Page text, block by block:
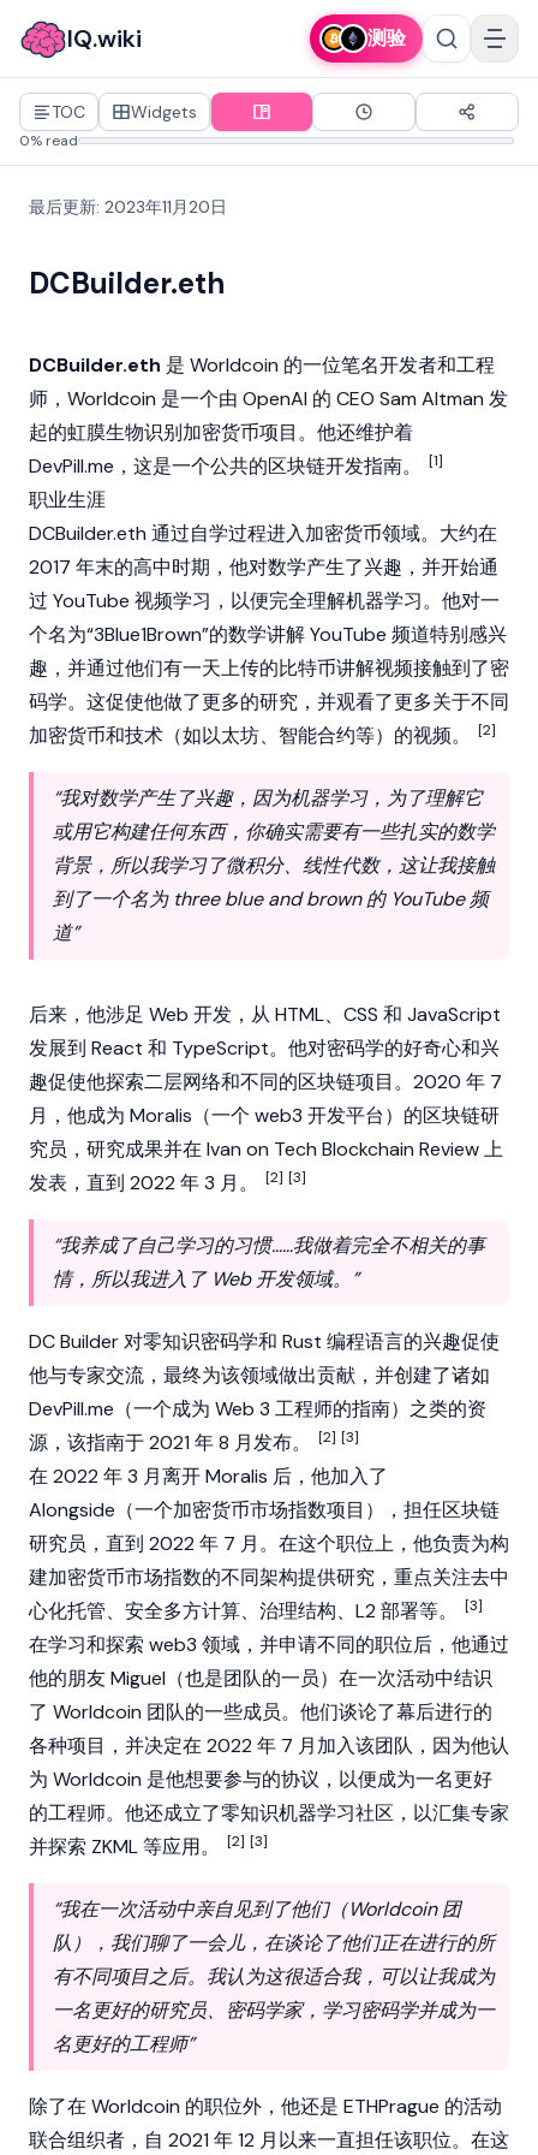
IQ.wiki 测验
TOC Widgets
0% read
最后更新: 2023年11月20日
DCBuilder.eth
DCBuilder.eth 是 Worldcoin 的一位笔名开发者和工程
师，Worldcoin 是一个由 OpenAI 的 CEO Sam Altman 发
起的虹膜生物识别加密货币项目。他还维护着
DevPill.me，这是一个公共的区块链开发指南。 [1]
职业生涯
DCBuilder.eth 通过自学过程进入加密货币领域。大约在
2017 年末的高中时期，他对数学产生了兴趣，并开始通
过 YouTube 视频学习，以便完全理解机器学习。他对一
个名为“3Blue1Brown”的数学讲解 YouTube 频道特别感兴
趣，并通过他们有一天上传的比特币讲解视频接触到了密
码学。这促使他做了更多的研究，并观看了更多关于不同
加密货币和技术（如以太坊、 智能合约等）的视频。 [2]
“我对数学产生了兴趣，因为机器学习，为了理解它
或用它构建任何东西，你确实需要有一些扎实的数学
背景，所以我学习了微积分、线性代数，这让我接触
到了一个名为 three blue and brown 的 YouTube 频
道”
后来，他涉足 Web 开发，从 HTML、CSS 和 JavaScript
发展到 React 和 TypeScript。他对密码学的好奇心和兴
趣促使他探索二层网络和不同的区块链项目。2020 年 7
月，他成为 Moralis （一个 web3 开发平台）的区块链研
究员，研究成果并在 Ivan on Tech Blockchain Review 上
发表，直到 2022 年 3 月。
[2] [3]
“我养成了自己学习的习惯……我做着完全不相关的事
情，所以我进入了 Web 开发领域。”
DC Builder 对零知识密码学和 Rust 编程语言的兴趣促使
他与专家交流，最终为该领域做出贡献，并创建了诸如
DevPill.me（一个成为 Web 3 工程师的指南）之类的资
源，该指南于 2021 年 8 月发布。
[2] [3]
在 2022 年 3 月离开 Moralis 后，他加入了
Alongside（一个加密货币市场指数项目），担任区块链
研究员，直到 2022 年 7 月。在这个职位上，他负责为构
建加密货币市场指数的不同架构提供研究，重点关注去中
心化托管、安全多方计算、治理结构、L2 部署等。
[3]
在学习和探索 web3 领域，并申请不同的职位后，他通过
他的朋友 Miguel（也是团队的一员）在一次活动中结识
了 Worldcoin 团队的一些成员。他们谈论了幕后进行的
各种项目，并决定在 2022 年 7 月加入该团队，因为他认
为 Worldcoin 是他想要参与的协议，以便成为一名更好
的工程师。他还成立了零知识机器学习社区，以汇集专家
并探索 ZKML 等应用。
[2] [3]
“我在一次活动中亲自见到了他们（Worldcoin 团
队），我们聊了一会儿，在谈论了他们正在进行的所
有不同项目之后。我认为这很适合我，可以让我成为
一名更好的研究员、密码学家，学习密码学并成为一
名更好的工程师”
除了在 Worldcoin 的职位外，他还是 ETHPrague 的活动
联合组织者，自 2021 年 12 月以来一直担任该职位。在这